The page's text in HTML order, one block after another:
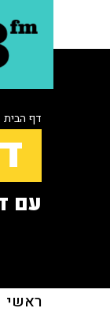
דף הבית
עם
ראשי